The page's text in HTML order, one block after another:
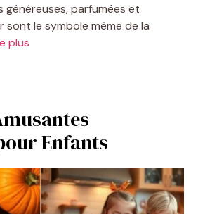
parfumées et
sont le symbole même de la
plus
Enfants